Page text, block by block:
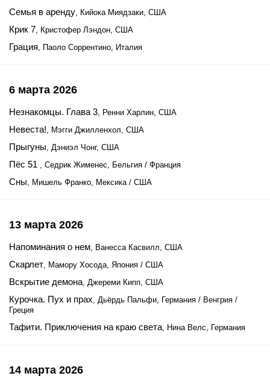
Семья в аренду, Кийока Миядзаки, США
Крик 7, Кристофер Лэндон, США
Грация, Паоло Соррентино, Италия
6 марта 2026
Незнакомцы. Глава 3, Ренни Харлин, США
Невеста!, Мэгги Джилленхол, США
Прыгуны, Дэниэл Чонг, США
Пёс 51 , Седрик Жименес, Бельгия / Франция
Сны, Мишель Франко, Мексика / США
13 марта 2026
Напоминания о нем, Ванесса Касвилл, США
Скарлет, Мамору Хосода, Япония / США
Вскрытие демона, Джереми Кипп, США
Курочка. Пух и прах, Дьёрдь Пальфи, Германия / Венгрия /
Греция
Тафити. Приключения на краю света, Нина Велс, Германия
14 марта 2026